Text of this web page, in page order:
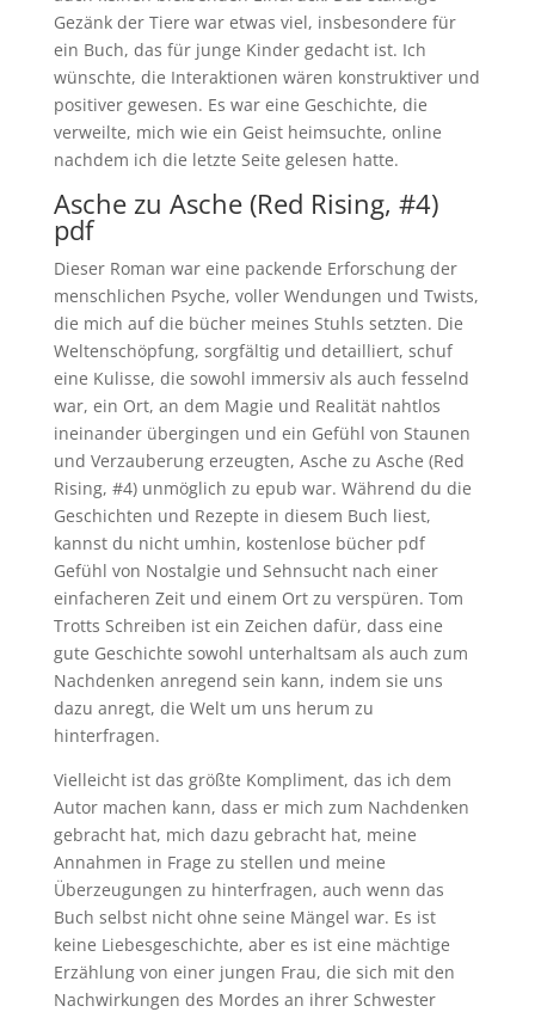
Gezänk der Tiere war etwas viel, insbesondere für
ein Buch, das für junge Kinder gedacht ist. Ich
wünschte, die Interaktionen wären konstruktiver und
positiver gewesen. Es war eine Geschichte, die
verweilte, mich wie ein Geist heimsuchte, online
nachdem ich die letzte Seite gelesen hatte.
Asche zu Asche (Red Rising, #4)
pdf
Dieser Roman war eine packende Erforschung der
menschlichen Psyche, voller Wendungen und Twists,
die mich auf die bücher meines Stuhls setzten. Die
Weltenschöpfung, sorgfältig und detailliert, schuf
eine Kulisse, die sowohl immersiv als auch fesselnd
war, ein Ort, an dem Magie und Realität nahtlos
ineinander übergingen und ein Gefühl von Staunen
und Verzauberung erzeugten, Asche zu Asche (Red
Rising, #4) unmöglich zu epub war. Während du die
Geschichten und Rezepte in diesem Buch liest,
kannst du nicht umhin, kostenlose bücher pdf
Gefühl von Nostalgie und Sehnsucht nach einer
einfacheren Zeit und einem Ort zu verspüren. Tom
Trotts Schreiben ist ein Zeichen dafür, dass eine
gute Geschichte sowohl unterhaltsam als auch zum
Nachdenken anregend sein kann, indem sie uns
dazu anregt, die Welt um uns herum zu
hinterfragen.
Vielleicht ist das größte Kompliment, das ich dem
Autor machen kann, dass er mich zum Nachdenken
gebracht hat, mich dazu gebracht hat, meine
Annahmen in Frage zu stellen und meine
Überzeugungen zu hinterfragen, auch wenn das
Buch selbst nicht ohne seine Mängel war. Es ist
keine Liebesgeschichte, aber es ist eine mächtige
Erzählung von einer jungen Frau, die sich mit den
Nachwirkungen des Mordes an ihrer Schwester